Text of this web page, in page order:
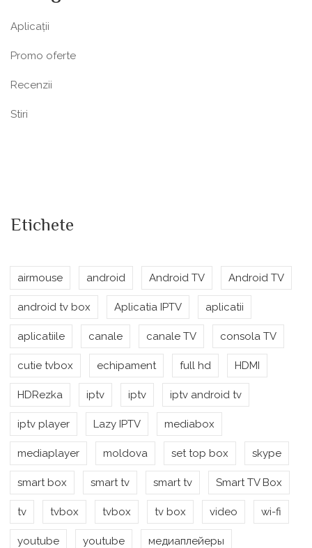
Aplicații
Promo oferte
Recenzii
Stiri
Etichete
airmouse android Android TV Android TV
android tv box Aplicatia IPTV aplicatii
aplicatiile canale canale TV consola TV
cutie tvbox echipament full hd HDMI
HDRezka iptv iptv iptv android tv
iptv player Lazy IPTV mediabox
mediaplayer moldova set top box skype
smart box smart tv smart tv Smart TV Box
tv tvbox tvbox tv box video wi-fi
youtube youtube медиаплейеры